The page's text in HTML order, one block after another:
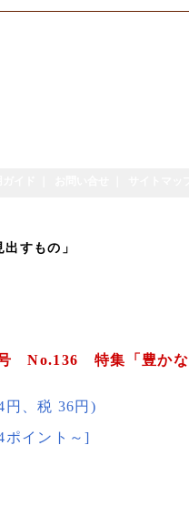
すもの」
No.136 特集「豊かな
円、税 36円)
ポイント～]